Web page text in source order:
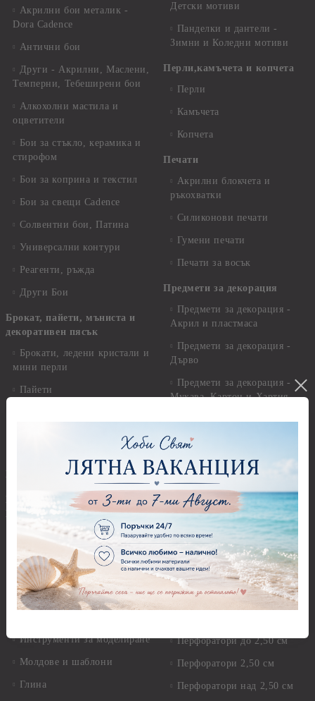
Акрилни бои металик -
Dora Cadence
Антични бои
Други - Акрилни, Маслени,
Темперни, Тебеширени бои
Алкохолни мастила и
оцветители
Бои за стъкло, керамика и
стирофом
Бои за коприна и текстил
Бои за свещи Cadence
Солвентни бои, Патина
Универсални контури
Реагенти, ръжда
Други Бои
Брокат, пайети, мъниста и
декоративен пясък
Брокати, ледени кристали и
мини перли
Пайети
Висулки
Глина,Гипс, Калъпи,
Елементи, Инструменти
Керамична смес за отливки
Керамични елементи
Елементи от полимерна
глина и полирезин
Инструменти за моделиране
Молдове и шаблони
Глина
Детски мотиви
Панделки и дантели -
Зимни и Коледни мотиви
Перли,камъчета и копчета
Перли
Камъчета
Копчета
Печати
Акрилни блокчета и
ръкохватки
Силиконови печати
Гумени печати
Печати за восък
Предмети за декорация
Предмети за декорация -
Акрил и пластмаса
Предмети за декорация -
Дърво
Предмети за декорация -
Мукава, Картон и Хартия
Предмети за декорация -
Керамика и метал
Предмети за декорация -
Стирофом
Предмети за декорация -
Стъкло
Предмети за декорация -
Плат, органза, зебло,
целофан
Перфоратори до 2,50 см
Перфоратори 2,50 см
Перфоратори над 2,50 см